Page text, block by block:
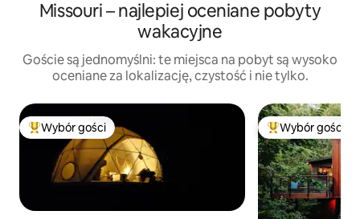
Missouri – najlepiej oceniane pobyty
wakacyjne
Goście są jednomyślni: te miejsca na pobyt są wysoko
oceniane za lokalizację, czystość i nie tylko.
Najpopularniejsze z kategorii Wybór gości
Wybór gości Wybór gości